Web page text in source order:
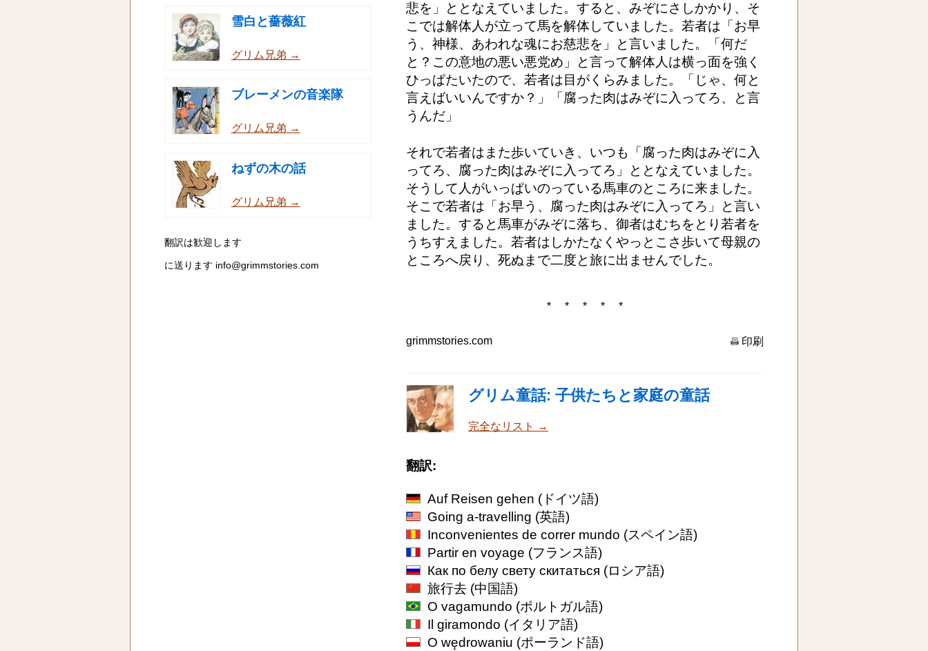
雪白と薔薇紅
グリム兄弟 →
ブレーメンの音楽隊
グリム兄弟 →
ねずの木の話
グリム兄弟 →
翻訳は歓迎します
に送ります info@grimmstories.com
悲を」ととなえていました。すると、みぞにさしかかり、そ
こでは解体人が立って馬を解体していました。若者は「お早
う、神様、あわれな魂にお慈悲を」と言いました。「何だ
と？この意地の悪い悪党め」と言って解体人は横っ面を強く
ひっぱたいたので、若者は目がくらみました。「じゃ、何と
言えばいいんですか？」「腐った肉はみぞに入ってろ、と言
うんだ」
それで若者はまた歩いていき、いつも「腐った肉はみぞに入
ってろ、腐った肉はみぞに入ってろ」ととなえていました。
そうして人がいっぱいのっている馬車のところに来ました。
そこで若者は「お早う、腐った肉はみぞに入ってろ」と言い
ました。すると馬車がみぞに落ち、御者はむちをとり若者を
うちすえました。若者はしかたなくやっとこさ歩いて母親の
ところへ戻り、死ぬまで二度と旅に出ませんでした。
* * * * *
grimmstories.com 印刷
グリム童話: 子供たちと家庭の童話
完全なリスト →
翻訳:
Auf Reisen gehen (ドイツ語)
Going a-travelling (英語)
Inconvenientes de correr mundo (スペイン語)
Partir en voyage (フランス語)
Как по белу свету скитаться (ロシア語)
旅行去 (中国語)
O vagamundo (ポルトガル語)
Il giramondo (イタリア語)
O wędrowaniu (ポーランド語)